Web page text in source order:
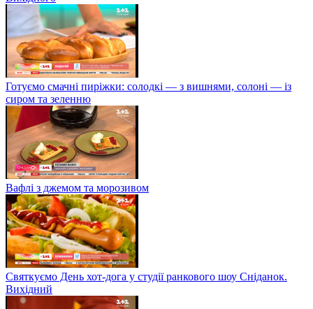
Готуємо смачні пиріжки: солодкі — з вишнями, солоні — із
сиром та зеленню
Вафлі з джемом та морозивом
Святкуємо День хот-дога у студії ранкового шоу Сніданок.
Вихідний